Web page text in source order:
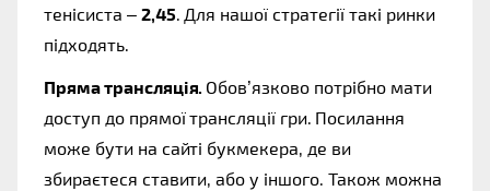
тенісиста – 2,45. Для нашої стратегії такі ринки
підходять.
Пряма трансляція. Обов’язково потрібно мати
доступ до прямої трансляції гри. Посилання
може бути на сайті букмекера, де ви
збираєтеся ставити, або у іншого. Також можна